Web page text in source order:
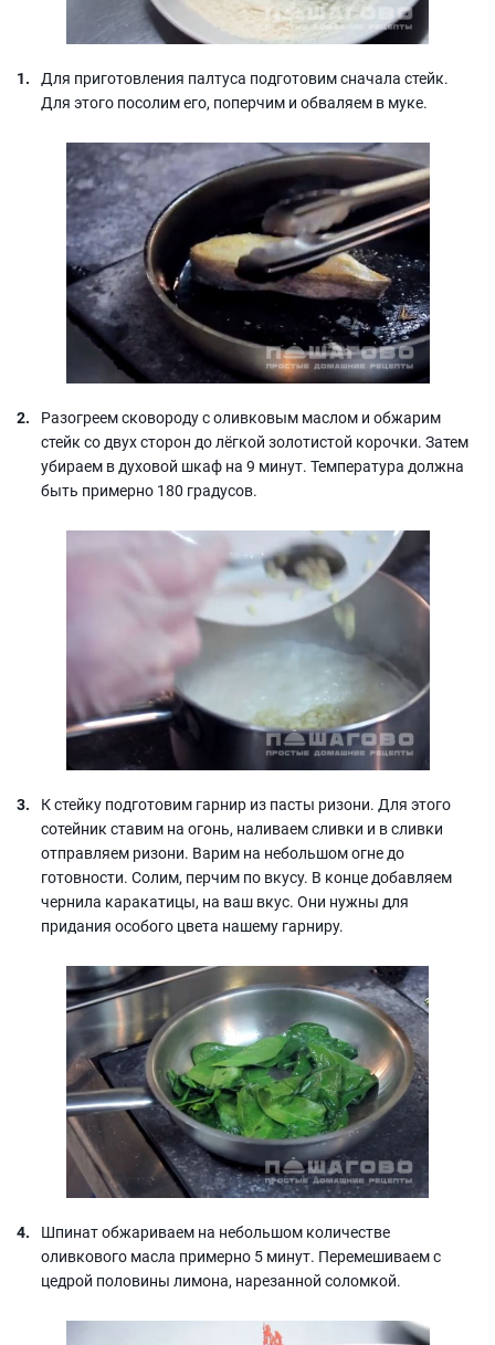
Для приготовления палтуса подготовим сначала стейк.
Для этого посолим его, поперчим и обваляем в муке.
Разогреем сковороду с оливковым маслом и обжарим
стейк со двух сторон до лёгкой золотистой корочки. Затем
убираем в духовой шкаф на 9 минут. Температура должна
быть примерно 180 градусов.
К стейку подготовим гарнир из пасты ризони. Для этого
сотейник ставим на огонь, наливаем сливки и в сливки
отправляем ризони. Варим на небольшом огне до
готовности. Солим, перчим по вкусу. В конце добавляем
чернила каракатицы, на ваш вкус. Они нужны для
придания особого цвета нашему гарниру.
Шпинат обжариваем на небольшом количестве
оливкового масла примерно 5 минут. Перемешиваем с
цедрой половины лимона, нарезанной соломкой.